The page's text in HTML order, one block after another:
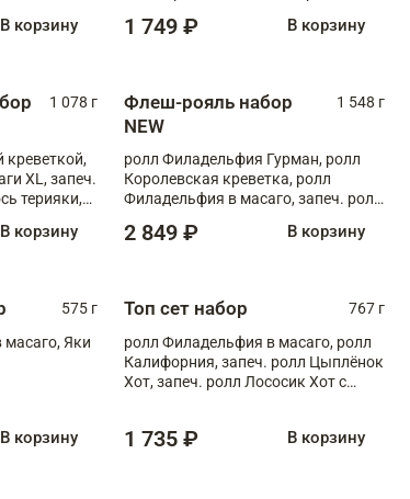
В корзину 1 749 ₽ В корзину
1 078 г
креветкой,
XL, запеч.
терияки,
В корзину
Флеш-рояль набор
NEW
1 548 г
ролл Филадельфия Гурман, ролл
Королевская креветка, ролл
Филадельфия в масаго, запеч. ролл
Тигровая креветка с моцареллой,
2 849 ₽ В корзину
575 г
Яки
В корзину
Топ сет набор
767 г
ролл Филадельфия в масаго, ролл
Калифорния, запеч. ролл Цыплёнок
Хот, запеч. ролл Лососик Хот с
1 735 ₽ В корзину